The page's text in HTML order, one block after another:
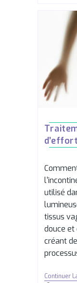
utilisé
tissus
douce et
créant
Continuer